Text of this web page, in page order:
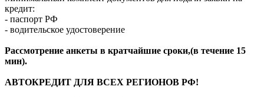
кредит:
- паспорт РФ
- водительское удостоверение
Рассмотрение анкеты в кратчайшие сроки,(в течение 15
мин).
АВТОКРЕДИТ ДЛЯ ВСЕХ РЕГИОНОВ РФ!